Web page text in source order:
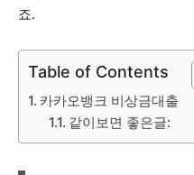
죠.
Table of Contents
카카오뱅크 비상금대출
같이보면 좋은글: